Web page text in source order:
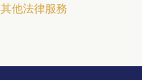
其他法律服務